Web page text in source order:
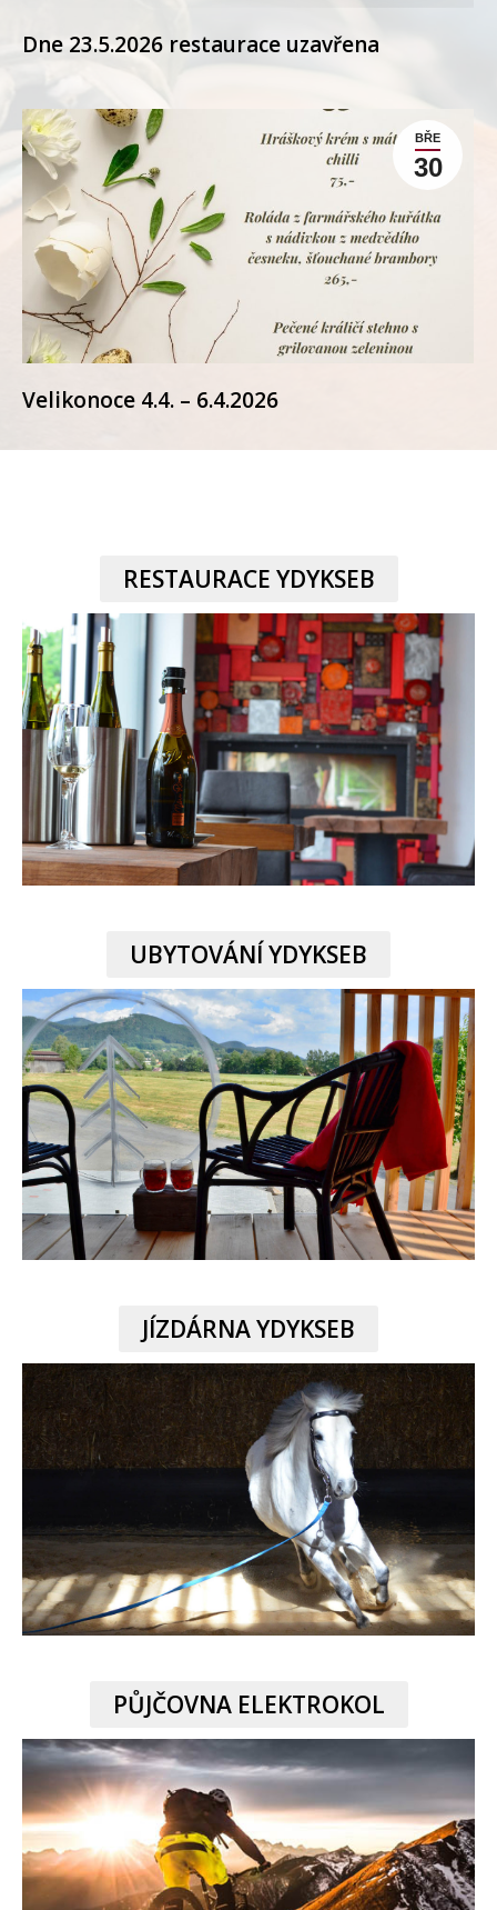
Dne 23.5.2026 restaurace uzavřena
BŘE
30
Velikonoce 4.4. – 6.4.2026
RESTAURACE YDYKSEB
UBYTOVÁNÍ YDYKSEB
JÍZDÁRNA YDYKSEB
PŮJČOVNA ELEKTROKOL